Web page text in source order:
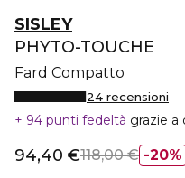
SISLEY
PHYTO-TOUCHE
Fard Compatto
24 recensioni
94 punti fedeltà grazie a
20%
94,40 €118,00 €